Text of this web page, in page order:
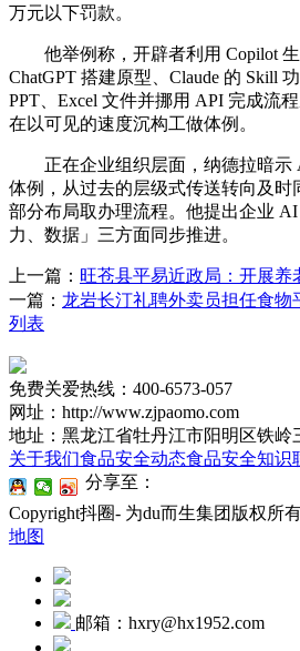
万元以下罚款。
他举例称，开辟者利用 Copilot 生
ChatGPT 搭建原型、Claude 的 Skill
PPT、Excel 文件并挪用 API 完成流
在以可见的速度沉构工做体例。
正在企业组织层面，纳德拉暗示
体例，从过去的层级式传送转向及时
部分布局取办理流程。他提出企业
力、数据」三方面同步推进。
上一篇： 旺苍县平易近政局：开展养
一篇： 龙岩长汀礼聘外卖员担任食物
列表
免费关爱热线：400-6573-057
网址：http://www.zjpaomo.com
地址：黑龙江省牡丹江市阳明区铁岭
关于我们食品安全动态食品安全知识
分享至：
Copyright抖圈- 为du而生集团版权所
地图
邮箱：hxry@hx1952.com